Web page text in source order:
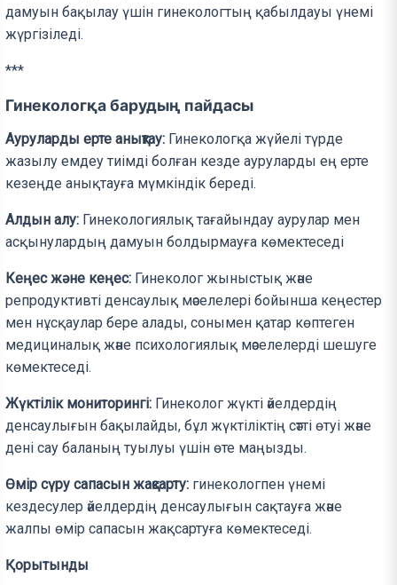
дамуын бақылау үшін гинекологтың қабылдауы үнемі
жүргізіледі.
***
Гинекологқа барудың пайдасы
Ауруларды ерте анықтау: Гинекологқа жүйелі түрде
жазылу емдеу тиімді болған кезде ауруларды ең ерте
кезеңде анықтауға мүмкіндік береді.
Алдын алу: Гинекологиялық тағайындау аурулар мен
асқынулардың дамуын болдырмауға көмектеседі
Кеңес және кеңес: Гинеколог жыныстық және
репродуктивті денсаулық мәселелері бойынша кеңестер
мен нұсқаулар бере алады, сонымен қатар көптеген
медициналық және психологиялық мәселелерді шешуге
көмектеседі.
Жүктілік мониторингі: Гинеколог жүкті әйелдердің
денсаулығын бақылайды, бұл жүктіліктің сәтті өтуі және
дені сау баланың туылуы үшін өте маңызды.
Өмір сүру сапасын жақсарту: гинекологпен үнемі
кездесулер әйелдердің денсаулығын сақтауға және
жалпы өмір сапасын жақсартуға көмектеседі.
Қорытынды